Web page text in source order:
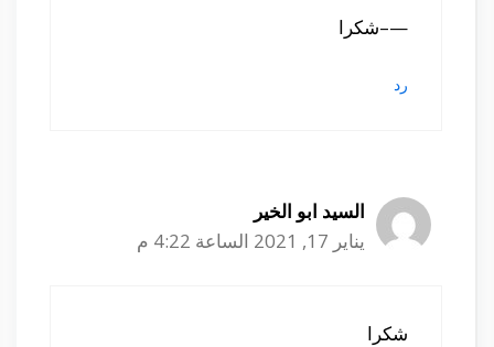
—–شكرا
رد
السيد ابو الخير
يناير 17, 2021 الساعة 4:22 م
شكرا